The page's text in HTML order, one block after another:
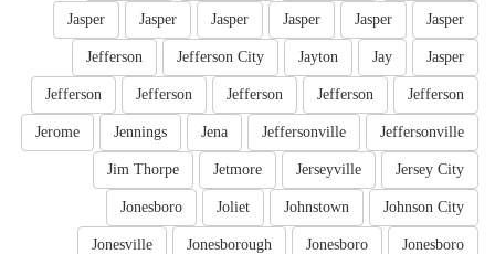
Jasper
Jasper
Jasper
Jasper
Jasper
Jasper
Jasper
Jay
Jayton
Jefferson City
Jefferson
Jefferson
Jefferson
Jefferson
Jefferson
Jefferson
Jeffersonville
Jeffersonville
Jena
Jennings
Jerome
Jersey City
Jerseyville
Jetmore
Jim Thorpe
Johnson City
Johnstown
Joliet
Jonesboro
Jonesboro
Jonesboro
Jonesborough
Jonesville